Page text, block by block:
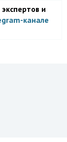
и
канале